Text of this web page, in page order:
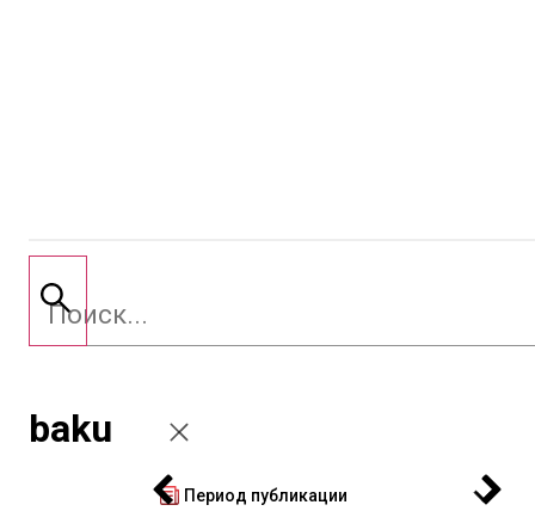
baku
Период публикации